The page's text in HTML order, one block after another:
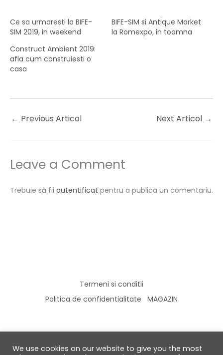
Ce sa urmaresti la BIFE-
SIM 2019, in weekend
BIFE-SIM si Antique Market
la Romexpo, in toamna
Construct Ambient 2019:
afla cum construiesti o
casa
← Previous Articol Next Articol →
Leave a Comment
Trebuie să fii autentificat pentru a publica un comentariu.
Termeni si conditii
Politica de confidentialitate
MAGAZIN
We use cookies on our website to give you the most